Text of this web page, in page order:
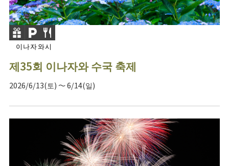
이나자와시
제35회 이나자와 수국 축제
2026/6/13(토) ～ 6/14(일)